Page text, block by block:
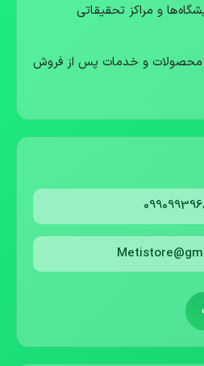
و مراکز تحقیقاتی
محصولات و خدمات پس از فروش